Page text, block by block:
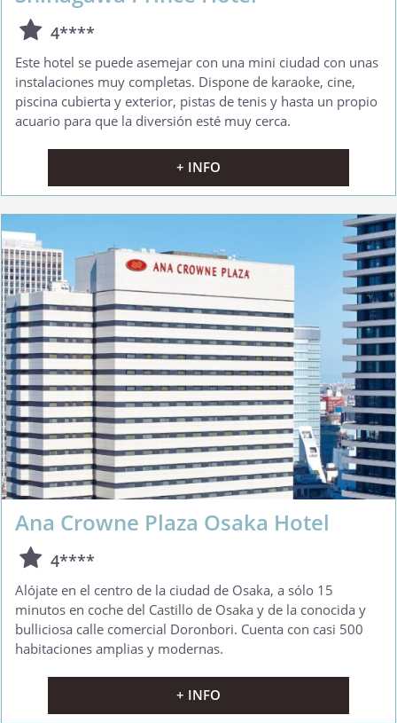
4****
Este hotel se puede asemejar con una mini ciudad con unas
instalaciones muy completas. Dispone de karaoke, cine,
piscina cubierta y exterior, pistas de tenis y hasta un propio
acuario para que la diversión esté muy cerca.
+ INFO
Ana Crowne Plaza Osaka Hotel
4****
Alójate en el centro de la ciudad de Osaka, a sólo 15
minutos en coche del Castillo de Osaka y de la conocida y
bulliciosa calle comercial Doronbori. Cuenta con casi 500
habitaciones amplias y modernas.
+ INFO